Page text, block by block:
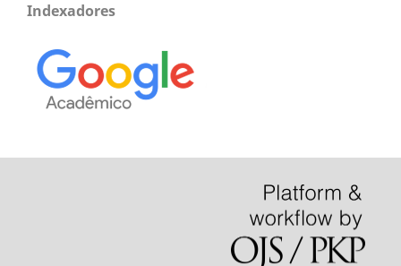
Indexadores